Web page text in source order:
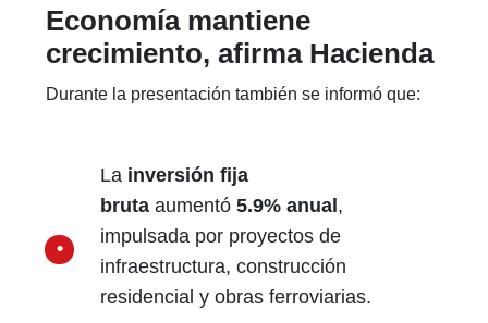
Economía mantiene
crecimiento, afirma Hacienda
Durante la presentación también se informó que:
La inversión fija
bruta aumentó 5.9% anual,
impulsada por proyectos de
infraestructura, construcción
residencial y obras ferroviarias.